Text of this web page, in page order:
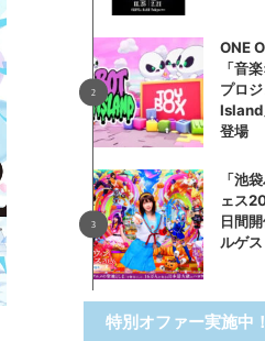
ONE
「音
プロ
Island
登場
「池
ェス
日間
ルゲ
特別オファー実施中！